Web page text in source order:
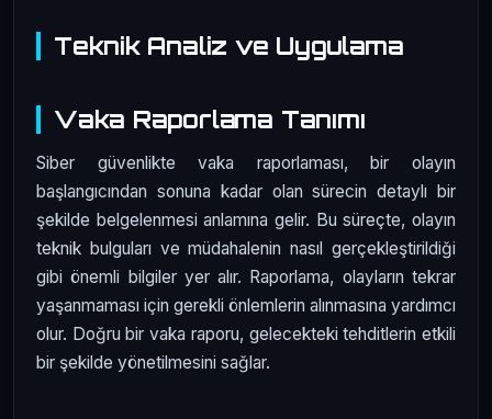
Teknik Analiz ve Uygulama
Vaka Raporlama Tanımı
Siber güvenlikte vaka raporlaması, bir olayın
başlangıcından sonuna kadar olan sürecin detaylı bir
şekilde belgelenmesi anlamına gelir. Bu süreçte, olayın
teknik bulguları ve müdahalenin nasıl gerçekleştirildiği
gibi önemli bilgiler yer alır. Raporlama, olayların tekrar
yaşanmaması için gerekli önlemlerin alınmasına yardımcı
olur. Doğru bir vaka raporu, gelecekteki tehditlerin etkili
bir şekilde yönetilmesini sağlar.